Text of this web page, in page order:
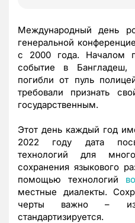
Международный день
генеральной
с 2000 года. Началом
событие в
погибли от пуль
требовали признать
государственным.
Этот день каждый год
2022 году дата
технологий для
сохранения языкового
помощью технологий
местные диалекты.
черты важно – из-
стандартизируется.